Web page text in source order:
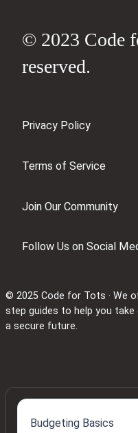
© 2023 Code
reserved.
Privacy Policy
Terms of Service
Join Our Community
Follow Us on Social
© 2025 Code for Tots · We
step guides to help you
a secure future.
Budgeting Basics